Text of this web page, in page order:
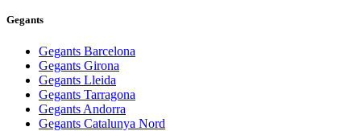
Gegants
Gegants Barcelona
Gegants Girona
Gegants Lleida
Gegants Tarragona
Gegants Andorra
Gegants Catalunya Nord